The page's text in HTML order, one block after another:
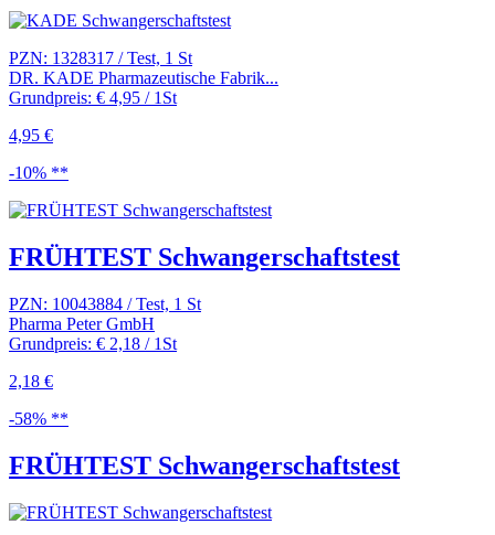
PZN: 1328317 / Test, 1 St
DR. KADE Pharmazeutische Fabrik...
Grundpreis: € 4,95 / 1St
4,95 €
-10% **
FRÜHTEST Schwangerschaftstest
PZN: 10043884 / Test, 1 St
Pharma Peter GmbH
Grundpreis: € 2,18 / 1St
2,18 €
-58% **
FRÜHTEST Schwangerschaftstest